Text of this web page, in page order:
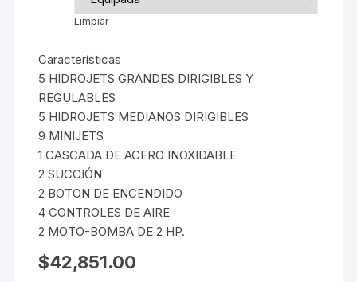
Limpiar
Características
5 HIDROJETS GRANDES DIRIGIBLES Y
REGULABLES
5 HIDROJETS MEDIANOS DIRIGIBLES
9 MINIJETS
1 CASCADA DE ACERO INOXIDABLE
2 SUCCIÓN
2 BOTON DE ENCENDIDO
4 CONTROLES DE AIRE
2 MOTO-BOMBA DE 2 HP.
$42,851.00